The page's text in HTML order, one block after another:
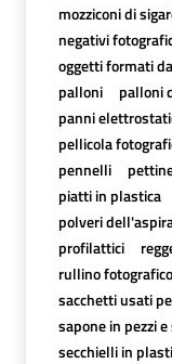
mozziconi di
negativi
oggetti formati
palloni
palloni
panni
pellicola
pennelli
piatti in plastica
polveri
profilattici
rullino fotografico
sacchetti usati
sapone in pezzi
secchielli in